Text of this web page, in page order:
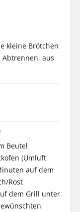
kleine Brötchen
aus
Beutel
(Umluft
auf dem
Rost
dem Grill unter